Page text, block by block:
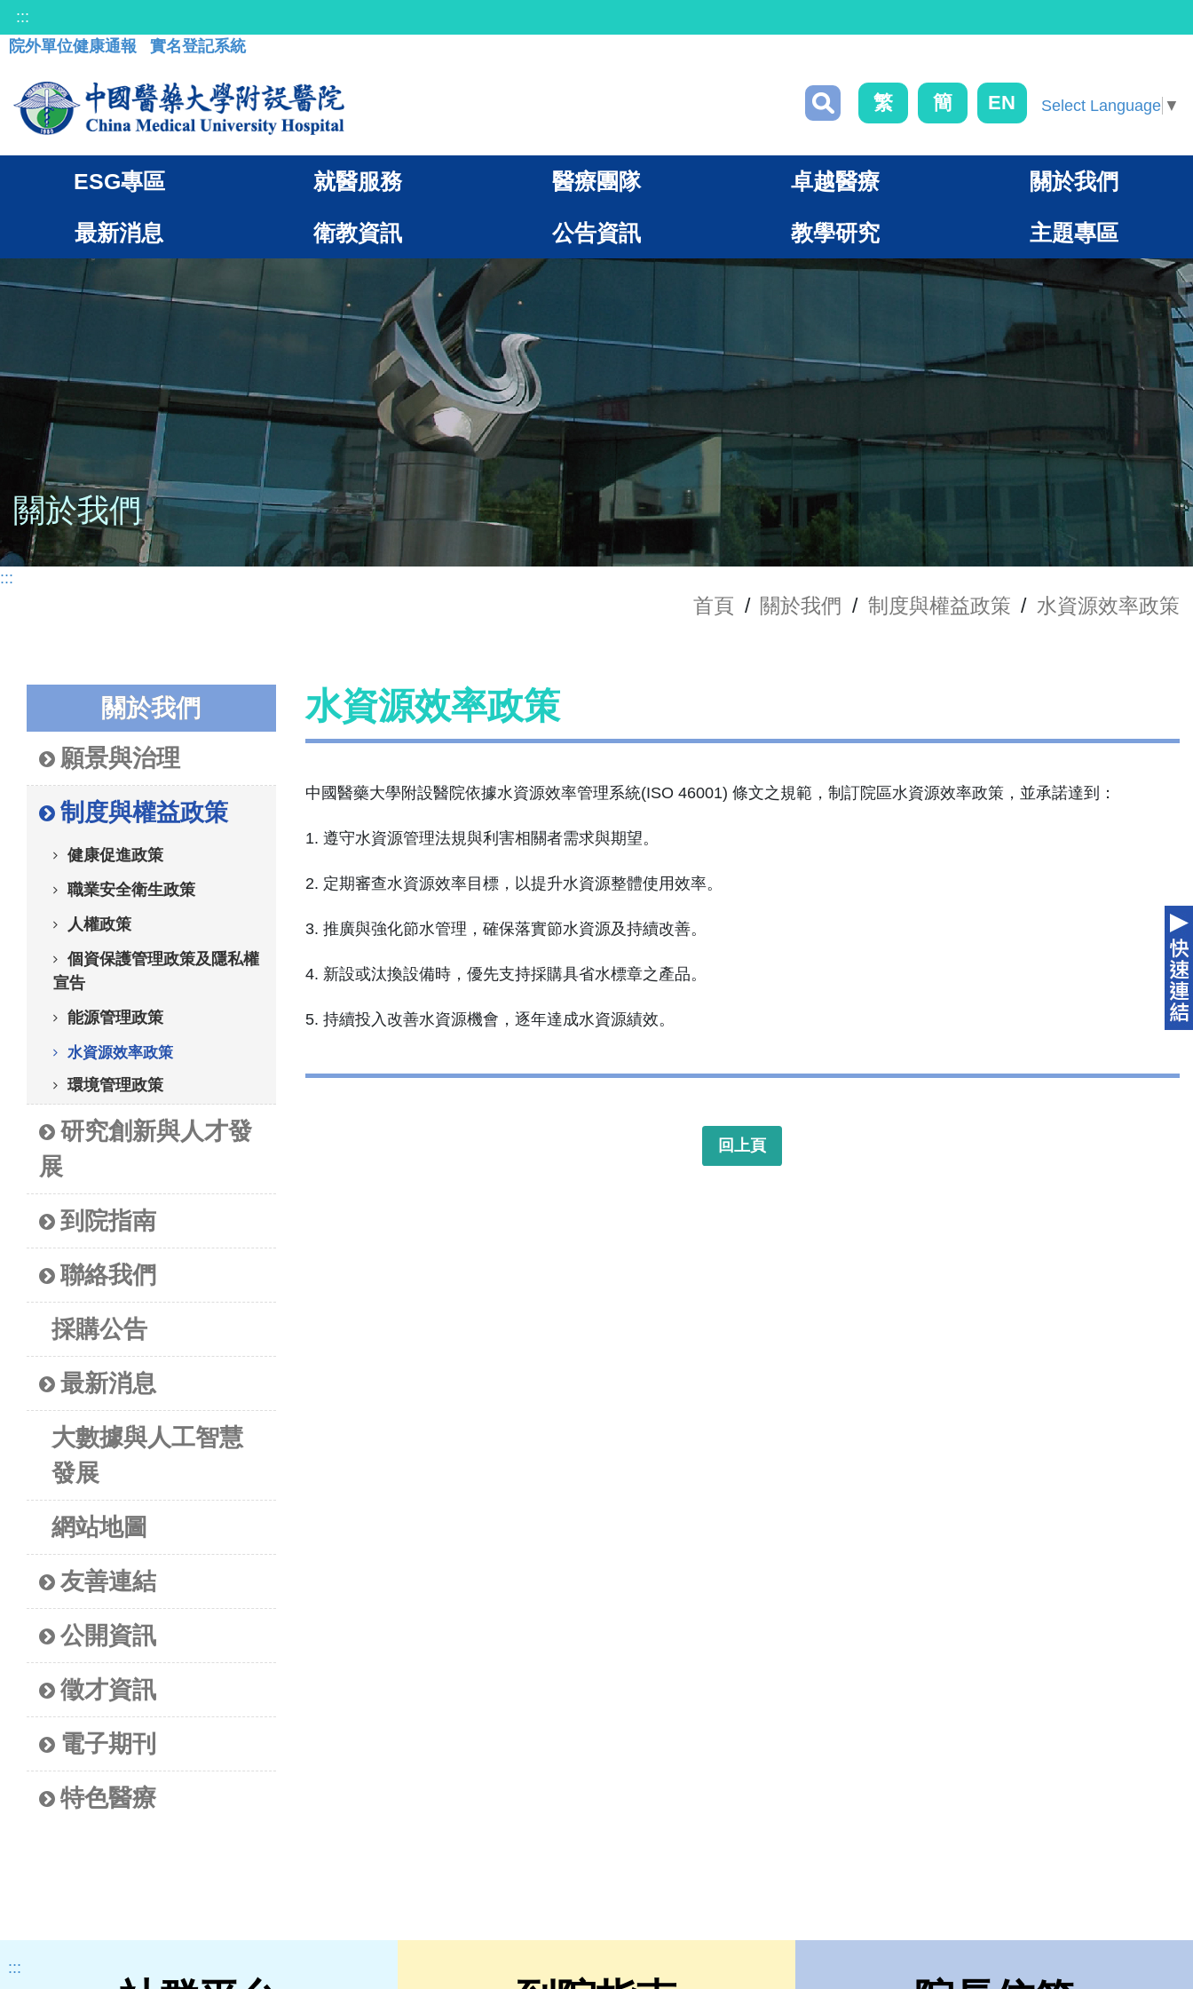
:::
院外單位健康通報
實名登記系統
繁 簡 EN Select Language ▼
ESG專區 就醫服務 醫療團隊 卓越醫療 關於我們
最新消息 衛教資訊 公告資訊 教學研究 主題專區
關於我們
:::
首頁 / 關於我們 / 制度與權益政策 / 水資源效率政策
關於我們
願景與治理
制度與權益政策
健康促進政策
職業安全衛生政策
人權政策
個資保護管理政策及隱私權
宣告
能源管理政策
水資源效率政策
環境管理政策
研究創新與人才發
展
到院指南
聯絡我們
採購公告
最新消息
大數據與人工智慧
發展
網站地圖
友善連結
公開資訊
徵才資訊
電子期刊
特色醫療
水資源效率政策
中國醫藥大學附設醫院依據水資源效率管理系統(ISO 46001) 條文之規範，制訂院區水資源效率政策，並承諾達到：
1. 遵守水資源管理法規與利害相關者需求與期望。
2. 定期審查水資源效率目標，以提升水資源整體使用效率。
3. 推廣與強化節水管理，確保落實節水資源及持續改善。
4. 新設或汰換設備時，優先支持採購具省水標章之產品。
5. 持續投入改善水資源機會，逐年達成水資源績效。
回上頁
:::